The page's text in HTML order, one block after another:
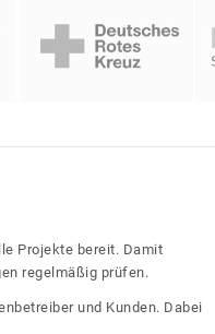
Projekte bereit. Damit
regelmäßig prüfen.
und Kunden. Dabei